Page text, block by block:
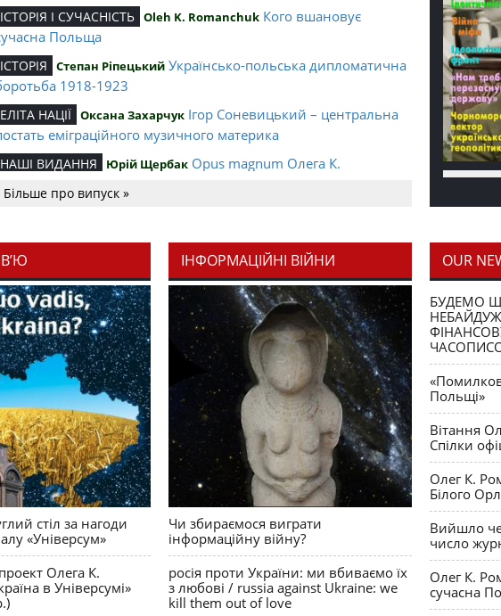
ІСТОРІЯ І СУЧАСНІСТЬ Oleh K. Romanchuk Кого вшановує
Польща
ІСТОРІЯ Степан Ріпецький Українсько-польська дипломатична
1918-1923
ЕЛІТА НАЦІЇ Оксана Захарчук Ігор Соневицький – центральна
еміграційного музичного материка
НАШІ ВИДАННЯ Юрій Щербак Opus magnum Олега К.
Романчука
Editorial
Журавель і синиця як уособлення
політстратегії й тактики
Більше про випуск »
стіл за нагоди
«Універсум»
Олега К.
в Універсумі»
ІНФОРМАЦІЙНІ ВІЙНИ
Чи збираємося виграти
інформаційну війну?
росія проти України: ми вбиваємо їх
з любові / russia against Ukraine: we
kill them out of love
OUR
БУДЕМО
Польщі»
Вітання
Спілки
Олег К.
Білого
Вийшло
число
Олег К.
сучасна